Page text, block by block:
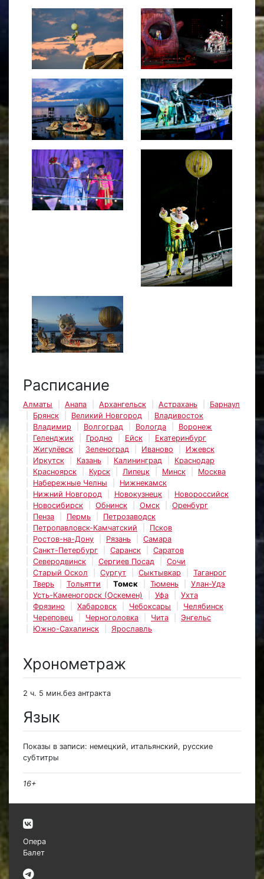
Расписание
Алматы Анапа Архангельск Астрахань
Барнаул
Брянск
Великий Новгород
Владивосток
Владимир
Волгоград Вологда
Воронеж
Геленджик
Гродно Ейск
Екатеринбург
Жигулёвск
Зеленоград Иваново
Ижевск
Иркутск
Казань Калининград
Краснодар
Красноярск
Курск Липецк Минск
Москва
Набережные Челны
Нижнекамск
Нижний Новгород
Новокузнецк
Новороссийск
Новосибирск
Обнинск Омск
Оренбург
Пенза
Пермь
Петрозаводск
Петропавловск-Камчатский
Псков
Ростов-на-Дону
Рязань
Самара
Санкт-Петербург
Саранск
Саратов
Северодвинск
Сергиев Посад
Сочи
Старый Оскол
Сургут Сыктывкар
Таганрог
Тверь
Тольятти Томск Тюмень
Улан-Удэ
Усть-Каменогорск (Оскемен)
Уфа
Ухта
Фрязино
Хабаровск Чебоксары
Челябинск
Череповец
Черноголовка Чита
Энгельс
Южно-Сахалинск
Ярославль
Хронометраж
2 ч. 5 мин.без антракта
Язык
Показы в записи: немецкий, итальянский, русские
субтитры
16+
Опера
Балет